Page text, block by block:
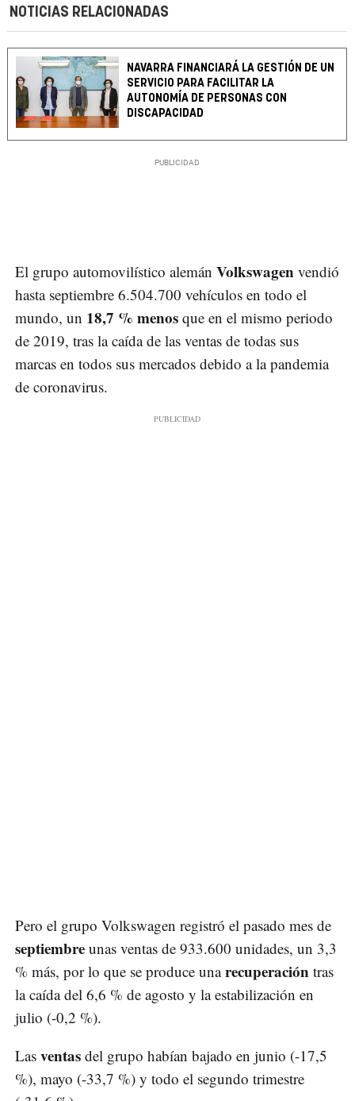
NOTICIAS RELACIONADAS
NAVARRA FINANCIARÁ LA GESTIÓN DE UN
SERVICIO PARA FACILITAR LA
AUTONOMÍA DE PERSONAS CON
DISCAPACIDAD
El grupo automovilístico alemán Volkswagen vendió
hasta septiembre 6.504.700 vehículos en todo el
mundo, un 18,7 % menos que en el mismo periodo
de 2019, tras la caída de las ventas de todas sus
marcas en todos sus mercados debido a la pandemia
de coronavirus.
Pero el grupo Volkswagen registró el pasado mes de
septiembre unas ventas de 933.600 unidades, un 3,3
% más, por lo que se produce unarecuperación tras
la caída del 6,6 % de agosto y la estabilización en
julio (-0,2 %).
Las ventas del grupo habían bajado en junio (-17,5
%), mayo (-33,7 %) y todo el segundo trimestre